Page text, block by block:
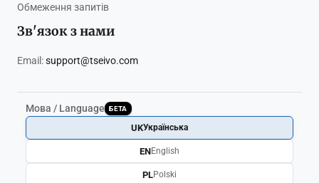
Обмеження запитів
Зв'язок з нами
Email:support@tseivo.com
Мова / Language БЕТА
UKУкраїнська
ENEnglish
PLPolski